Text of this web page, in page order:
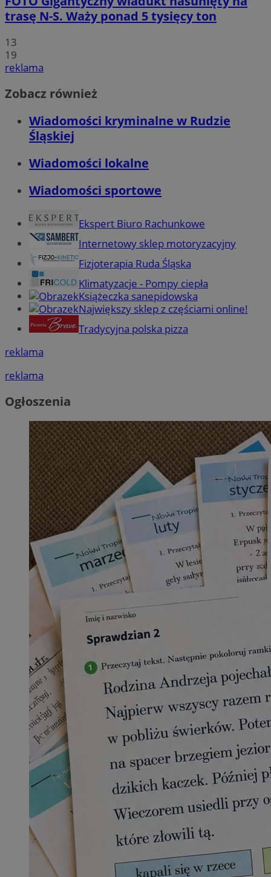
trasę N-S. Waży ponad 5 tysięcy ton
13
19
reklama
Zobacz również
Wiadomości kryminalne w Rudzie
Śląskiej
Wiadomości lokalne
Wiadomości sportowe
Ekspert Biuro Rachunkowe
Internetowy sklep motoryzacyjny
Fizjoterapia Ruda Śląska
Klimatyzacje - Pompy ciepła
Książeczka sanepidowska
Największy sklep z częściami online!
Tradycyjna polska pizza
reklama
reklama
Ogłoszenia